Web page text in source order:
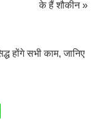
के हैं शौकीन »
होंगे सभी काम, जानिए